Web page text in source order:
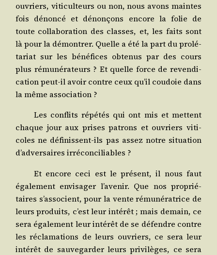
ouvriers, viti­cul­teurs ou non, nous avons maintes
fois dénon­cé et dénon­çons encore la folie de
toute col­la­bo­ra­tion des classes, et, les faits sont
là pour la démon­trer. Quelle a été la part du pro­lé­
ta­riat sur les béné­fices obte­nus par des cours
plus rému­né­ra­teurs ? Et quelle force de reven­di­
ca­tion peut-il avoir contre ceux qu’il cou­doie dans
la même association ?
Les conflits répé­tés qui ont mis et mettent
chaque jour aux prises patrons et ouvriers viti­
coles ne défi­nissent-ils pas assez notre situa­tion
d’adversaires irréconciliables ?
Et encore ceci est le pré­sent, il nous faut
éga­le­ment envi­sa­ger l’avenir. Que nos pro­prié­
taires s’associent, pour la vente rému­né­ra­trice de
leurs pro­duits, c’est leur inté­rêt ; mais demain, ce
sera éga­le­ment leur inté­rêt de se défendre contre
les récla­ma­tions de leurs ouvriers, ce sera leur
inté­rêt de sau­ve­gar­der leurs pri­vi­lèges, ce sera